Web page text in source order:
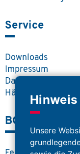
Unsere
Service
Downloads
Impressum
Datenschutz
Häufige Fragen
BOS Portal